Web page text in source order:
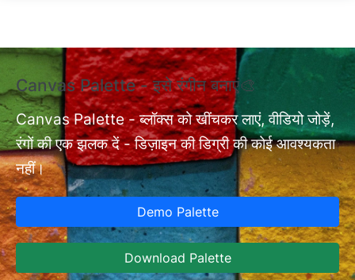
Canvas Palette - इसे रंगीन बनाएं🎨
Canvas Palette - ब्लॉक्स को खींचकर लाएं, वीडियो जोड़ें,
रंगों की एक झलक दें - डिज़ाइन की डिग्री की कोई आवश्यकता
नहीं।
Demo Palette
Download Palette